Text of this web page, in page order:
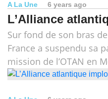
A La Une 6 years ago
L’Alliance
Sur fond de son bras
France a suspendu sa
mission de l’OTAN en